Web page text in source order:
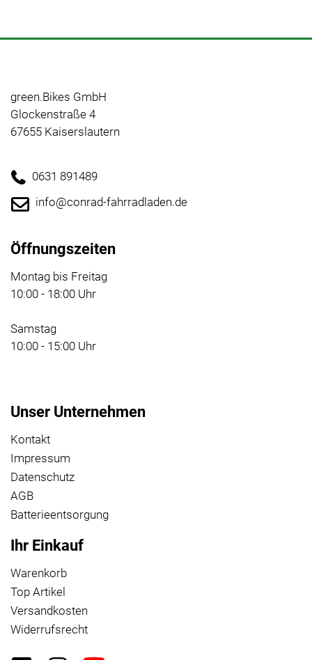
green.Bikes GmbH
Glockenstraße 4
67655 Kaiserslautern
0631 891489
info@conrad-fahrradladen.de
Öffnungszeiten
Montag bis Freitag
10:00 - 18:00 Uhr
Samstag
10:00 - 15:00 Uhr
Unser Unternehmen
Kontakt
Impressum
Datenschutz
AGB
Batterieentsorgung
Ihr Einkauf
Warenkorb
Top Artikel
Versandkosten
Widerrufsrecht